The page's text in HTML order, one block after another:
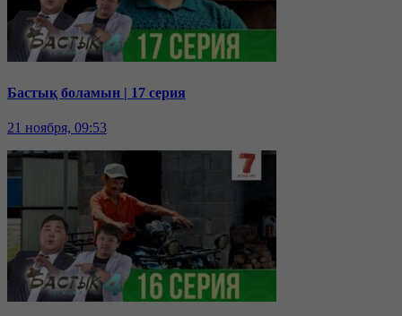
Бастық боламын | 17 серия
21 ноября, 09:53